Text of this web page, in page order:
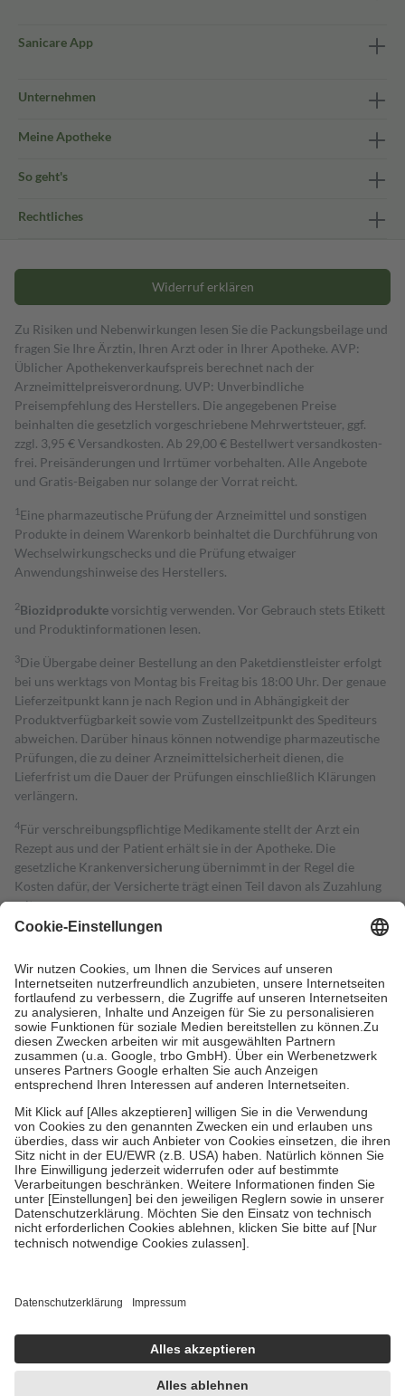
Sanicare App
Unternehmen
Meine Apotheke
So geht's
Rechtliches
Widerruf erklären
Zu Risiken und Nebenwirkungen lesen Sie die Packungsbeilage und
fragen Sie Ihre Ärztin, Ihren Arzt oder in Ihrer Apotheke. AVP:
Üblicher Apothekenverkaufspreis berechnet nach der
Arzneimittelpreisverordnung. UVP: Unverbindliche
Preisempfehlung des Herstellers. Die angegebenen Preise
beinhalten die gesetzlich vorgeschriebene Mehrwertsteuer, ggf.
zzgl. 3,95 € Versandkosten. Ab 29,00 € Bestell­wert versand­kosten­
frei. Preisänderungen und Irrtümer vorbehalten. Alle Angebote
und Gratis-Beigaben nur solange der Vorrat reicht.
1 Eine pharmazeutische Prüfung der Arzneimittel und sonstigen
Produkte in deinem Warenkorb beinhaltet die Durchführung von
Wechselwirkungschecks und die Prüfung etwaiger
Anwendungshinweise des Herstellers.
2Biozidproduktevorsichtig verwenden. Vor Gebrauch stets Etikett
und Produktinformationen lesen.
3Die Übergabe deiner Bestellung an den Paketdienstleister erfolgt
bei uns werktags von Montag bis Freitag bis 18:00 Uhr. Der genaue
Lieferzeitpunkt kann je nach Region und in Abhängigkeit der
Produktverfügbarkeit sowie vom Zustellzeitpunkt des Spediteurs
abweichen. Darüber hinaus können notwendige pharmazeutische
Prüfungen, die zu deiner Arzneimittelsicherheit dienen, die
Lieferfrist um die Dauer der Prüfungen einschließlich Klärungen
verlängern.
4Für verschreibungspflichtige Medikamente stellt der Arzt ein
Rezept aus und der Patient erhält sie in der Apotheke. Die
gesetzliche Krankenversicherung übernimmt in der Regel die
Kosten dafür, der Versicherte trägt einen Teil davon als Zuzahlung
mit.
Grundsätzlich leisten Mitglieder Zuzahlungen in Höhe von zehn
höchstens zehn Euro.
Es sind jedoch nie mehr als die tatsächlichen
Kosten der Leistung zu entrichten.
Diese Regeln gelten grundsätzlich auch für Online-Apotheken.
Bei Heilmitteln und häuslicher Krankenpflege beträgt die
Zuzahlung zehn Prozent der Kosten sowie zehn Euro je
Verordnung.
Um das Engagement der Versicherten für ihre eigene Gesundheit zu
stärken und die besondere Stellung der Familie zu unterstützen,
fallenkeine Zuzahlungenan bei:
• Kindern und Jugendlichen bis zum vollendeten 18. Lebensjahr
mit Ausnahme der Fahrkosten
• Untersuchungen zur Vorsorge und Früherkennung, die von der
GKV getragen werden
• empfohlenen Schutzimpfungen
• Harn- und Blutteststreifen
getroffen, um sicherzustellen, dass es sich um echte Bewertungen
https://help.etrusted.com/hc/de/articles/4419944605341
Einige Bilder und Inhalte wurden unter Zuhilfenahme künstlicher